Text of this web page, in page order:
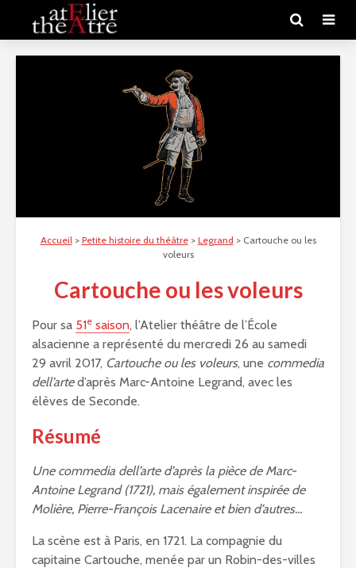
Accueil> Petite histoire du théâtre> Legrand > Cartouche ou les
voleurs
Cartouche ou les voleurs
Pour sa 51e saison, l’Atelier théâtre de l’École
alsacienne a représenté du mercredi 26 au samedi
29 avril 2017, Cartouche ou les voleurs, une commedia
dell’arted’après Marc-Antoine Legrand, avec les
élèves de Seconde.
Résumé
Une commedia dell’arte d’après la pièce de Marc-
Antoine Legrand (1721), mais également inspirée de
Molière, Pierre-François Lacenaire et bien d’autres…
La scène est à Paris, en 1721. La compagnie du
capitaine Cartouche, menée par un Robin-des-villes